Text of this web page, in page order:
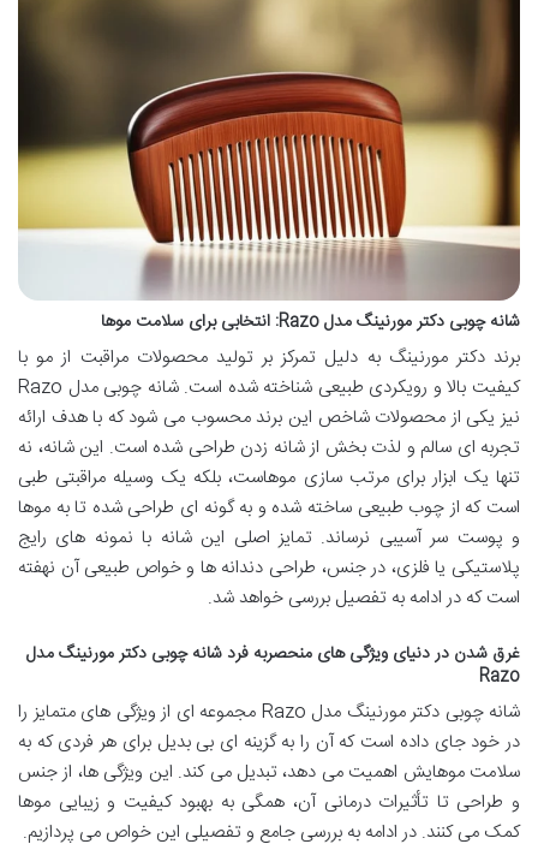
شانه چوبی دکتر مورنینگ مدل Razo: انتخابی برای سلامت موها
برند دکتر مورنینگ به دلیل تمرکز بر تولید محصولات مراقبت از مو با
کیفیت بالا و رویکردی طبیعی شناخته شده است. شانه چوبی مدل Razo
نیز یکی از محصولات شاخص این برند محسوب می شود که با هدف ارائه
تجربه ای سالم و لذت بخش از شانه زدن طراحی شده است. این شانه، نه
تنها یک ابزار برای مرتب سازی موهاست، بلکه یک وسیله مراقبتی طبی
است که از چوب طبیعی ساخته شده و به گونه ای طراحی شده تا به موها
و پوست سر آسیبی نرساند. تمایز اصلی این شانه با نمونه های رایج
پلاستیکی یا فلزی، در جنس، طراحی دندانه ها و خواص طبیعی آن نهفته
است که در ادامه به تفصیل بررسی خواهد شد.
غرق شدن در دنیای ویژگی های منحصربه فرد شانه چوبی دکتر مورنینگ مدل
Razo
شانه چوبی دکتر مورنینگ مدل Razo مجموعه ای از ویژگی های متمایز را
در خود جای داده است که آن را به گزینه ای بی بدیل برای هر فردی که به
سلامت موهایش اهمیت می دهد، تبدیل می کند. این ویژگی ها، از جنس
و طراحی تا تأثیرات درمانی آن، همگی به بهبود کیفیت و زیبایی موها
کمک می کنند. در ادامه به بررسی جامع و تفصیلی این خواص می پردازیم.